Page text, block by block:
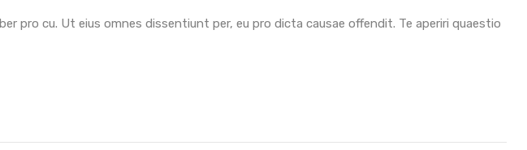
pro cu. Ut eius omnes dissentiunt per, eu pro dicta causae offendit. Te aperiri quaestio